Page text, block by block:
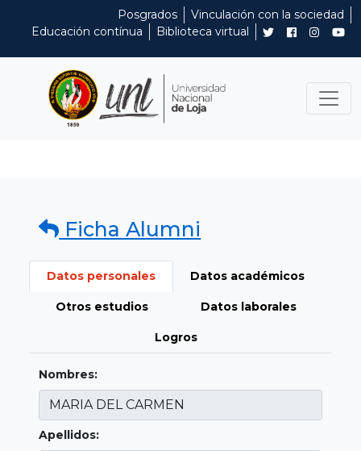
Posgrados
Vinculación con la sociedad
Educación contínua
Biblioteca virtual
Ficha Alumni
Datos personales Datos académicos
Otros estudios Datos laborales
Logros
Nombres:
Apellidos: